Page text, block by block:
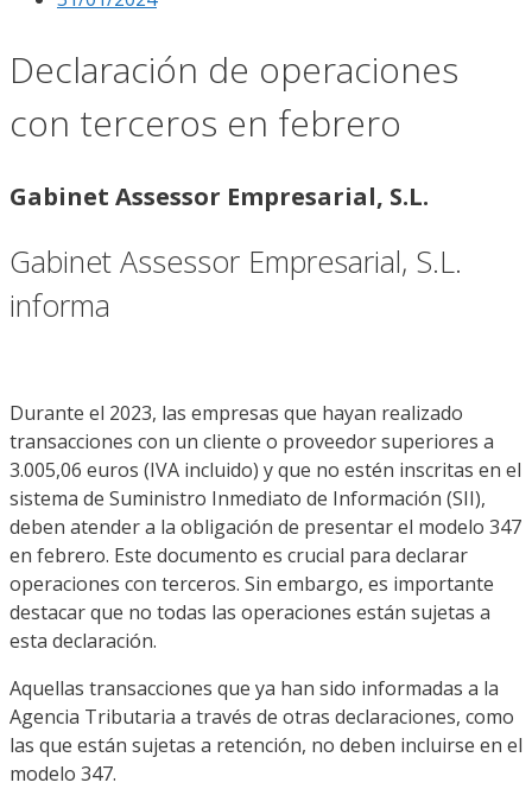
Declaración de operaciones
con terceros en febrero
Gabinet Assessor Empresarial, S.L.
Gabinet Assessor Empresarial, S.L.
informa
Durante el 2023, las empresas que hayan realizado
transacciones con un cliente o proveedor superiores a
3.005,06 euros (IVA incluido) y que no estén inscritas en el
sistema de Suministro Inmediato de Información (SII),
deben atender a la obligación de presentar el modelo 347
en febrero. Este documento es crucial para declarar
operaciones con terceros. Sin embargo, es importante
destacar que no todas las operaciones están sujetas a
esta declaración.
Aquellas transacciones que ya han sido informadas a la
Agencia Tributaria a través de otras declaraciones, como
las que están sujetas a retención, no deben incluirse en el
modelo 347.